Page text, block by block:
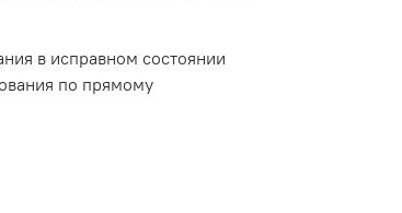
в исправном состоянии
по прямому